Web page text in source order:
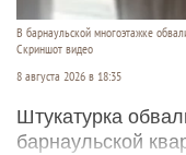
В барнаульской многоэтажке
Скриншот видео
8 августа 2026 в 18:35
Штукатурка
барнаульской